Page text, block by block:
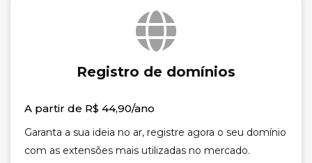
Registro de domínios
A partir de R$ 44,90/ano
Garanta a sua ideia no ar, registre agora o seu domínio
com as extensões mais utilizadas no mercado.